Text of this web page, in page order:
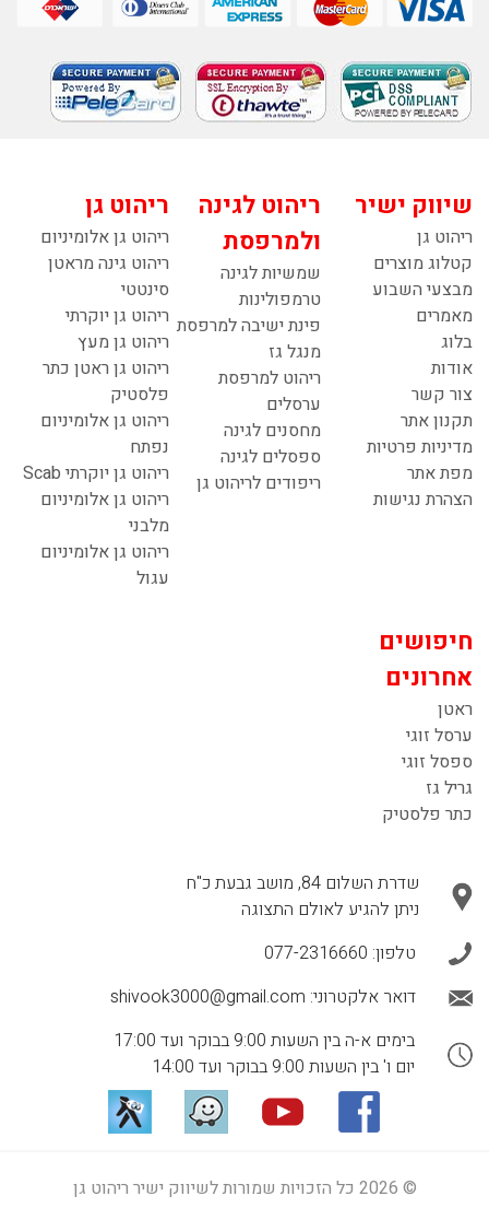
שיווק ישיר
ריהוט גן
קטלוג מוצרים
מבצעי השבוע
מאמרים
בלוג
אודות
צור קשר
תקנון אתר
מדיניות פרטיות
מפת אתר
הצהרת נגישות
ריהוט לגינה
ולמרפסת
שמשיות לגינה
טרמפולינות
פינת ישיבה למרפסת
מנגל גז
ריהוט למרפסת
ערסלים
מחסנים לגינה
ספסלים לגינה
ריפודים לריהוט גן
ריהוט גן
ריהוט גן אלומיניום
ריהוט גינה מראטן
סינטטי
ריהוט גן יוקרתי
ריהוט גן מעץ
ריהוט גן ראטן כתר
פלסטיק
ריהוט גן אלומיניום
נפתח
ריהוט גן יוקרתי Scab
ריהוט גן אלומיניום
מלבני
ריהוט גן אלומיניום
עגול
חיפושים
אחרונים
ראטן
ערסל זוגי
ספסל זוגי
גריל גז
כתר פלסטיק
שדרת השלום 84, מושב גבעת כ"ח
ניתן להגיע לאולם התצוגה
טלפון: 077-2316660
דואר אלקטרוני: shivook3000@gmail.com
בימים א-ה בין השעות 9:00 בבוקר ועד 17:00
יום ו' בין השעות 9:00 בבוקר ועד 14:00
© 2026 כל הזכויות שמורות לשיווק ישיר ריהוט גן